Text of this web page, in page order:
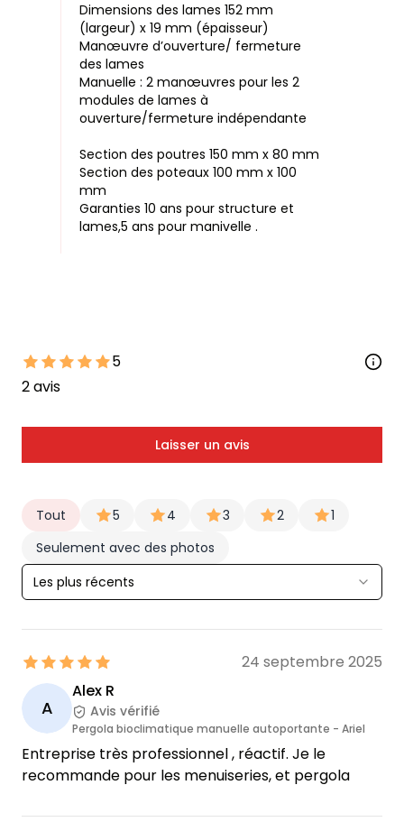
Dimensions des lames 152 mm
(largeur) x 19 mm (épaisseur)
Manœuvre d’ouverture/ fermeture
des lames
Manuelle : 2 manœuvres pour les 2
modules de lames à
ouverture/fermeture indépendante
Section des poutres 150 mm x 80 mm
Section des poteaux 100 mm x 100
mm
Garanties 10 ans pour structure et
lames,5 ans pour manivelle .
Tout 5 4 3 2
1
Seulement avec des photos
Les plus récents
24 septembre 2025
A
Alex R
Avis vérifié
Pergola bioclimatique manuelle autoportante - Ariel
Entreprise très professionnel , réactif. Je le
recommande pour les menuiseries, et pergola
5
2avis
Laisser un avis